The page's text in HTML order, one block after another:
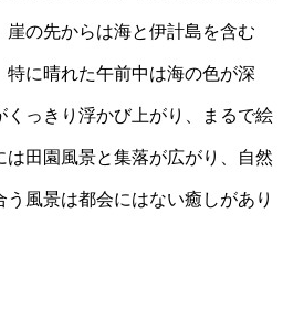
崖の先からは海と伊計島を含む
特に晴れた午前中は海の色が深
くっきり浮かび上がり、まるで絵
は田園風景と集落が広がり、自然
う風景は都会にはない癒しがあり